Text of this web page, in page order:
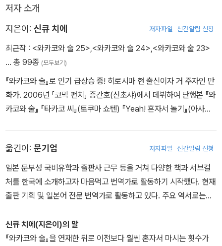
저자 소개
지은이: 신큐 치에 저자파일 신간알림 신청
최근작 : <와카코와 술 25> <와카코와 술 24> <와카코와 술 23>
… 총 99종 (모두보기)
『와카코와 술』로 인기 급상승 중! 히로시마 현 출신이자 거 주자인 만
화가. 2006년 「코믹 펀치」 증간호(신초샤)에서 데뷔하여 단행본 『와
카코와 술』 『타카코 씨』(토쿠마 쇼텐) 『Yeah! 혼자서 놀기』(아사히
로 많습니다. 고향인 히로시마마저도 가볍게 뛰어넘다니… 신기해요!
옮긴이: 문기업 저자파일 신간알림 신청
일본 문부성 국비유학과 출판사 근무 등을 거쳐 다양한 책과 서브컬
처를 한국에 소개하고자 마음먹고 번역가로 활동하기 시작했다. 현재
출판 기획 및 일본어 전문 번역가로 활동하고 있다. 주요 역서로는
있다.
신큐 치에(지은이)의 말
『와카코와 술』을 연재한 뒤로 이전보다 훨씬 혼자서 마시는 횟수가